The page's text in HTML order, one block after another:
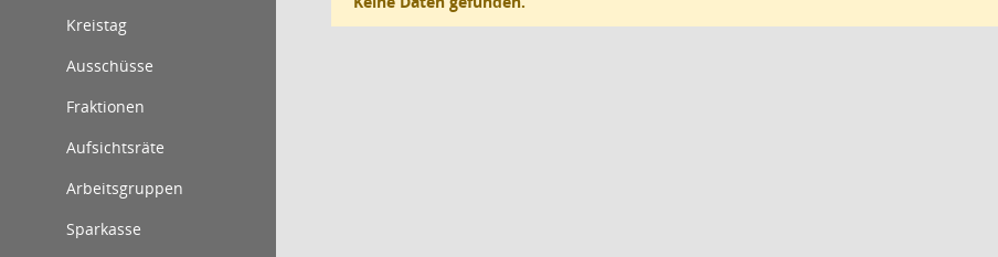
Kreistag
Ausschüsse
Fraktionen
Aufsichtsräte
Arbeitsgruppen
Sparkasse